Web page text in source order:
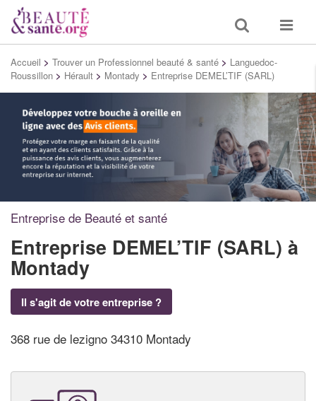
Toggle
search
Toggle
Accueil > Trouver un Professionnel beauté & santé > Languedoc-
Roussillon > Hérault > Montady > Entreprise DEMEL’TIF (SARL)
Entreprise de Beauté et santé
Entreprise DEMEL’TIF (SARL) à
Montady
Il s'agit de votre entreprise ?
368 rue de lezigno 34310 Montady